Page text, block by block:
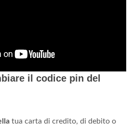
il codice pin del
tua carta di credito, di debito o